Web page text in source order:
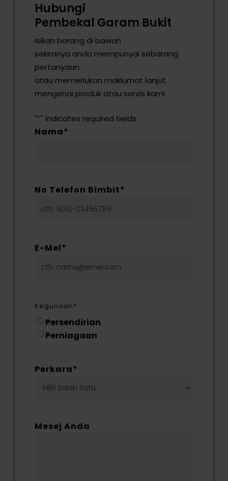
Hubungi
Pembekal Garam Bukit
Isikan borang di bawah
sekiranya anda mempunyai sebarang
pertanyaan
atau memerlukan maklumat lanjut
mengenai produk atau servis kami
"*" indicates required fields
Nama*
No Telefon Bimbit*
E-Mel*
Kegunaan*
Persendirian
Perniagaan
Perkara*
Mesej Anda